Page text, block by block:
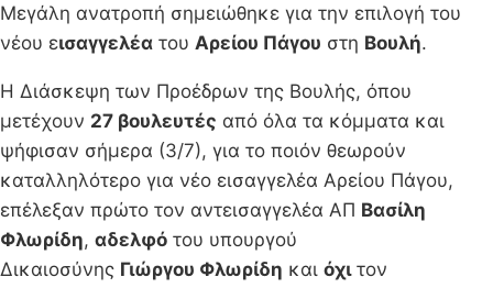
Μεγάλη ανατροπή σημειώθηκε για την επιλογή του
νέου εισαγγελέα του Αρείου Πάγου στη Βουλή.
Η Διάσκεψη των Προέδρων της Βουλής, όπου
μετέχουν 27 βουλευτές από όλα τα κόμματα και
ψήφισαν σήμερα (3/7), για το ποιόν θεωρούν
καταλληλότερο για νέο εισαγγελέα Αρείου Πάγου,
επέλεξαν πρώτο τον αντεισαγγελέα ΑΠ Βασίλη
Φλωρίδη, αδελφό του υπουργού
Δικαιοσύνης Γιώργου Φλωρίδη και όχιτον